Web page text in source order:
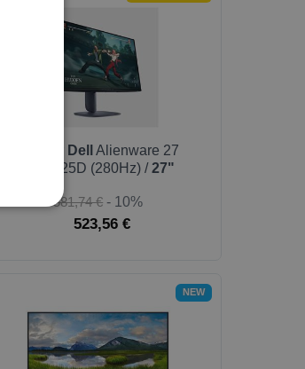
Dell
Alienware 27
AW2725D (280Hz) /27"
581,74 € - 10%
523,56 €
NEW